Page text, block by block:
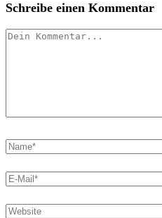
Schreibe einen Kommentar